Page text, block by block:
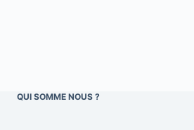
QUI SOMME NOUS ?